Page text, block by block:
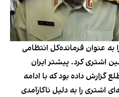
به عنوان فرمانده‌کل انتظامی
اشتری کرد. پیشتر ایران
گزارش داده بود که با ادامه
اشتری را به دلیل ناکارآمدی